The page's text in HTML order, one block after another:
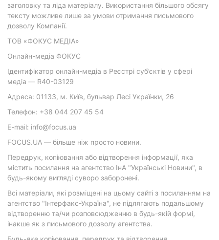
заголовку та ліда матеріалу. Використання більшого обсягу
тексту можливе лише за умови отримання письмового
дозволу Компанії.
ТОВ «ФОКУС МЕДІА»
Онлайн-медіа ФОКУС
Ідентифікатор онлайн-медіа в Реєстрі суб’єктів у сфері
медіа — R40-03129
Адреса: 01133, м. Київ, бульвар Лесі Українки, 26
Телефон: +38 044 207 45 54
E-mail: info@focus.ua
FOCUS.UA — більше ніж просто новини.
Передрук, копіювання або відтворення інформації, яка
містить посилання на агентство ІнА "Українські Новини", в
будь-якому вигляді суворо заборонені.
Всі матеріали, які розміщені на цьому сайті з посиланням на
агентство "Інтерфакс-Україна", не підлягають подальшому
відтворенню та/чи розповсюдженню в будь-якій формі,
інакше як з письмового дозволу агентства.